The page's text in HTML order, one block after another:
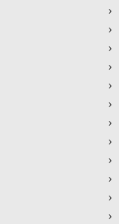
›
›
›
›
›
›
›
›
›
›
›
›